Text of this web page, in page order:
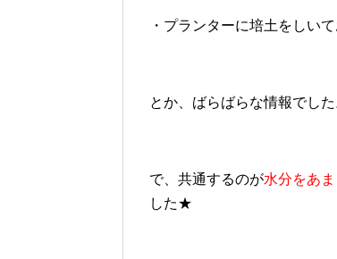
・プランターに培土をしい
とか、ばらばらな情報でした
で、共通するのが水分をあ
した★